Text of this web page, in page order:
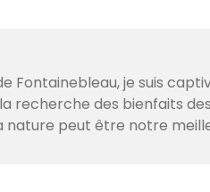
Fontainebleau, je suis
recherche des bienfaits
peut être notre